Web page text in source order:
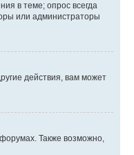
в теме; опрос всегда
или администраторы
действия, вам может
Также возможно,